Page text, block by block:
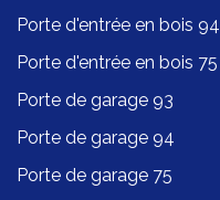
Porte d'entrée en bois 94
Porte d'entrée en bois 75
Porte de garage 93
Porte de garage 94
Porte de garage 75